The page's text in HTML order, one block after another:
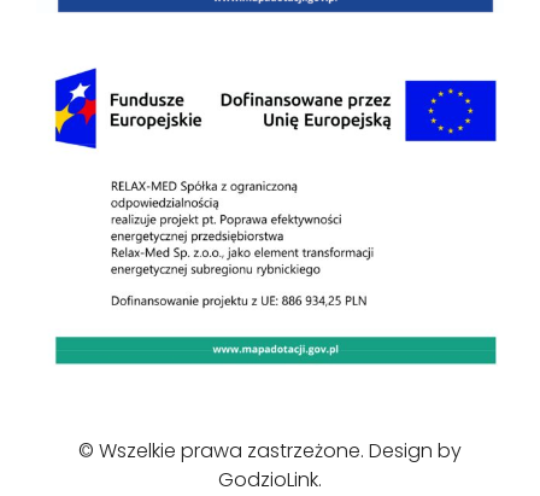
© Wszelkie prawa zastrzeżone. Design by
GodzioLink.